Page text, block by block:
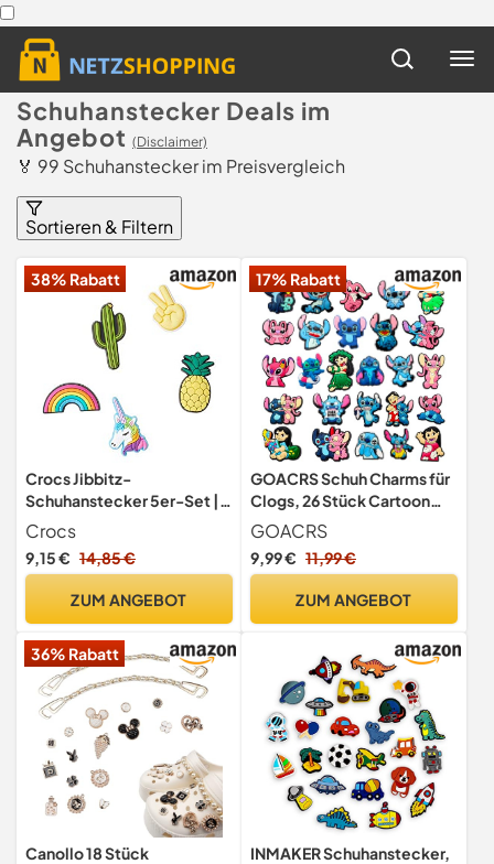
Schuhanstecker Deals im
Angebot (Disclaimer)
🏅 99 Schuhanstecker im Preisvergleich
Sortieren & Filtern
38% Rabatt
Crocs Jibbitz-
Schuhanstecker 5er-Set |
Individualisieren Sie Ihre
Crocs mit Jibbitz Fun Trend
One-Size
Crocs
9,15 € 14,85 €
ZUM ANGEBOT
17% Rabatt
GOACRS Schuh Charms für
Clogs, 26 Stück Cartoon
Anime DIY Schuhanstecker
Schuhanhänger, Schuh Pins
Stecker Aufstecker
Abnehmbare PVC Shoe
Jugendliche Erwachsene
GOACRS
9,99 € 11,99 €
ZUM ANGEBOT
36% Rabatt
Canollo 18 Stück
INMAKER Schuhanstecker,